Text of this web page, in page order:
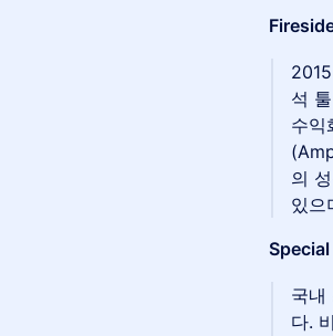
석
수익
의
있으
국내
다.